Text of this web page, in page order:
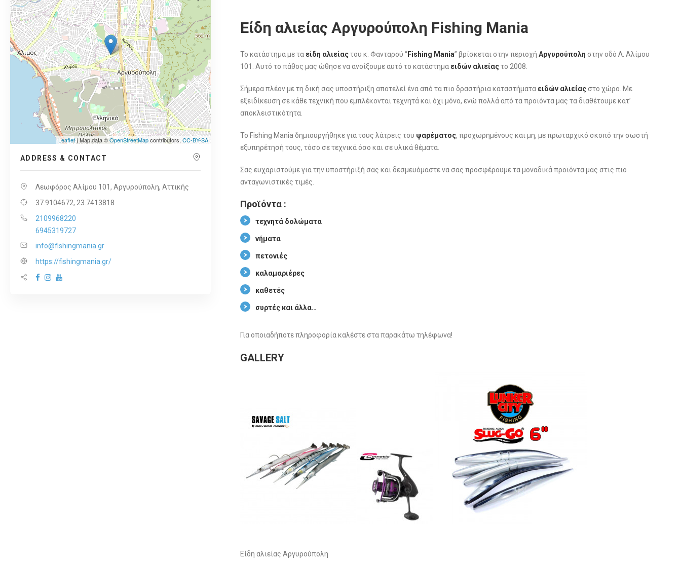
Leaflet| Map data ©OpenStreetMapcontributors,CC-BY-SA
ADDRESS & CONTACT
Λεωφόρος Αλίμου 101, Αργυρούπολη, Αττικής
37.9104672, 23.7413818
2109968220
6945319727
info@fishingmania.gr
https://fishingmania.gr/
Είδη αλιείας Αργυρούπολη Fishing Mania
Το κατάστημα με τα είδη αλιείαςτου κ. Φανταρού “Fishing Mania” βρίσκεται στην περιοχή Αργυρούπολη στην οδό Λ. Αλίμου
101. Αυτό το πάθος μας ώθησε να ανοίξουμε αυτό το κατάστημα ειδών αλιείαςτο 2008.
Σήμερα πλέον με τη δική σας υποστήριξη αποτελεί ένα από τα πιο δραστήρια καταστήματα ειδών αλιείαςστο χώρο. Με
εξειδίκευση σε κάθε τεχνική που εμπλέκονται τεχνητά και όχι μόνο, ενώ πολλά από τα προϊόντα μας τα διαθέτουμε κατ’
αποκλειστικότητα.
Το Fishing Mania δημιουργήθηκε για τους λάτρεις του ψαρέματος, προχωρημένους και μη, με πρωταρχικό σκοπό την σωστή
εξυπηρέτησή τους, τόσο σε τεχνικά όσο και σε υλικά θέματα.
Σας ευχαριστούμε για την υποστήριξή σας και δεσμευόμαστε να σας προσφέρουμε τα μοναδικά προϊόντα μας στις πιο
ανταγωνιστικές τιμές.
Προϊόντα :
τεχνητά δολώματα
νήματα
πετονιές
καλαμαριέρες
καθετές
συρτές και άλλα…
Για οποιαδήποτε πληροφορία καλέστε στα παρακάτω τηλέφωνα!
GALLERY
Είδη αλιείας Αργυρούπολη